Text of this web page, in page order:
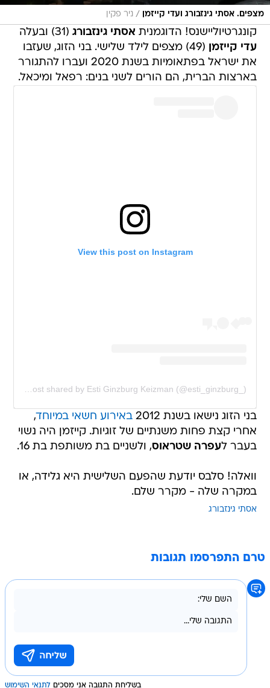
מצפים. אסתי גינזבורג ועדי קייזמן / ניר פקין
קונגרטיוליישנס! הדוגמנית אסתי גינזבורג (31) ובעלה
עדי קייזמן
(49) מצפים לילד שלישי. בני הזוג, שעזבו
את ישראל בפתאומיות בשנת 2020 ועברו להתגורר
בארצות הברית, הם הורים לשני בנים: רפאל ומיכאל.
View this post on Instagram
בני הזוג נישאו בשנת 2012 באירוע חשאי במיוחד,
אחרי קצת פחות משנתיים של זוגיות. קייזמן היה נשוי
בעבר לעפרה שטראוס, ולשניים בת משותפת בת 16.
וואלה! סלבס יודעת שהפעם השלישית היא גלידה, או
במקרה שלה - מקרר שלם.
אסתי גינזבורג
טרם התפרסמו תגובות
בשליחת התגובה אני מסכים לתנאי השימוש